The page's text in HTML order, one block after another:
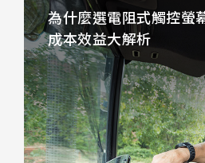
240.6 * 187.8 *
291.92 * 194.00 *
278.3 * 216.8 *
328.37 * 199.98 *
528.24mm *
153.10mm *
414.4mm *
為什麼選電阻式觸控螢
成本效益大解析